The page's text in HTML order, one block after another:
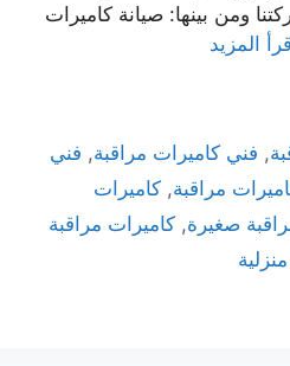
ومن بينها: صيانة كاميرات
المزيد
, فني كاميرات مراقبة, فني
مراقبة, كاميرات
صغيرة, كاميرات مراقبة